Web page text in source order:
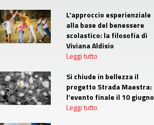
L'approccio esperienziale
alla base del benessere
scolastico: la filosofia di
Viviana Aldisio
Leggi tutto
Si chiude in bellezza il
progetto Strada Maestra:
l'evento finale il 10 giugno
Leggi tutto